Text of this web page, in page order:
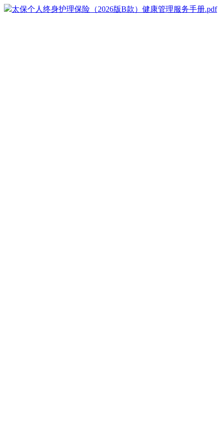
太保个人终身护理保险（2026版B款）健康管理服务手册.pdf